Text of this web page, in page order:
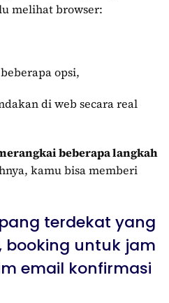
melihat browser:
opsi,
di web secara real
beberapa langkah
kamu bisa memberi
terdekat yang
booking untuk jam
email konfirmasi